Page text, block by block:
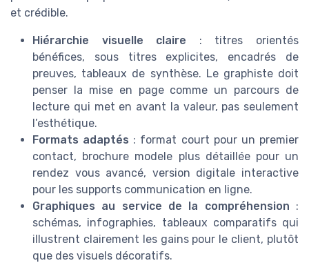
et crédible.
Hiérarchie visuelle claire : titres orientés
bénéfices, sous titres explicites, encadrés de
preuves, tableaux de synthèse. Le graphiste doit
penser la mise en page comme un parcours de
lecture qui met en avant la valeur, pas seulement
l’esthétique.
Formats adaptés : format court pour un premier
contact, brochure modele plus détaillée pour un
rendez vous avancé, version digitale interactive
pour les supports communication en ligne.
Graphiques au service de la compréhension :
schémas, infographies, tableaux comparatifs qui
illustrent clairement les gains pour le client, plutôt
que des visuels décoratifs.